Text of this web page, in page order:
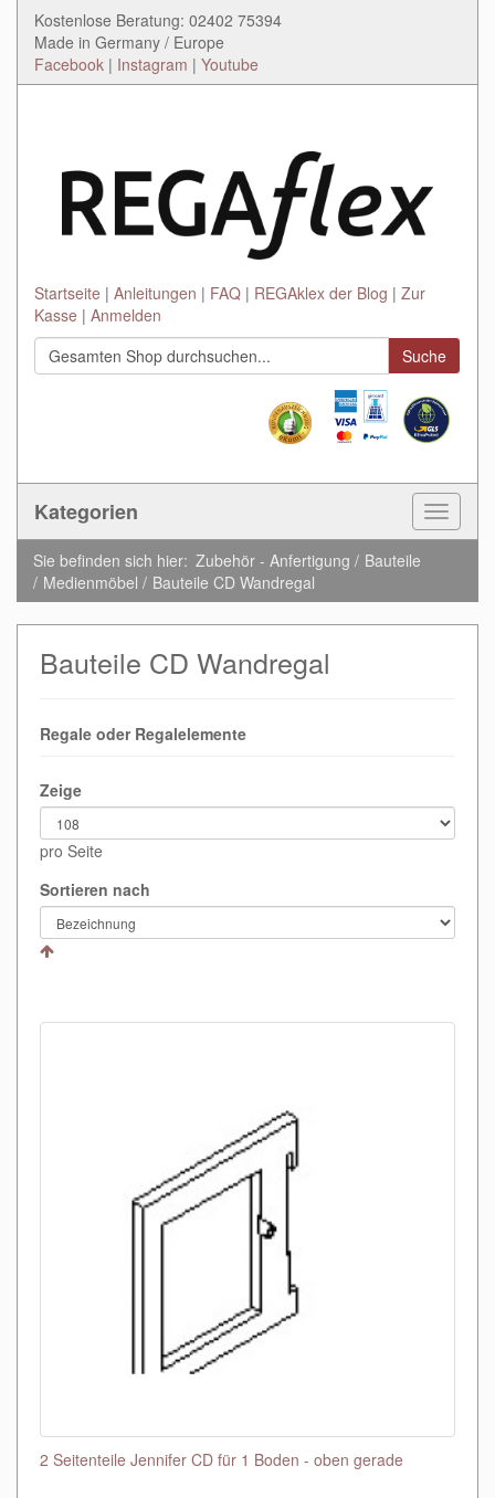
Kostenlose Beratung: 02402 75394
Made in Germany / Europe
Facebook | Instagram | Youtube
Startseite Anleitungen FAQ REGAklex der Blog
Zur
Kasse
Anmelden
Suche
Kategorien
Toggle
Sie befinden sich hier: Zubehör - Anfertigung
Bauteile
Medienmöbel
Bauteile CD Wandregal
Bauteile CD Wandregal
Regale oder Regalelemente
Zeige
pro Seite
Sortieren nach
2 Seitenteile Jennifer CD für 1 Boden - oben gerade